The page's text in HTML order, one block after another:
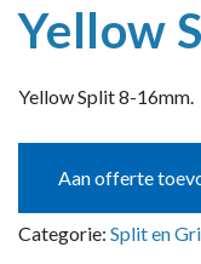
Yellow
Yellow Split 8-16mm.
Aan offerte
Categorie: Split en